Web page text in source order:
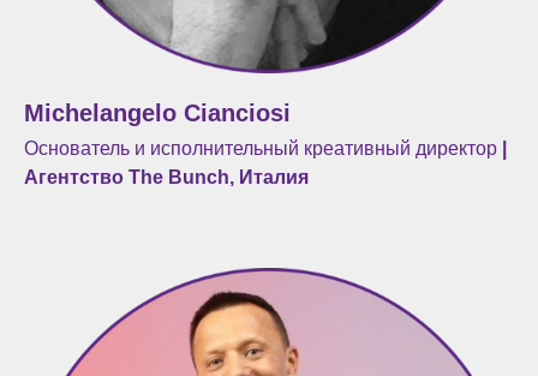
Michelangelo Cianciosi
Основатель и исполнительный креативный директор
Агентство The Bunch, Италия